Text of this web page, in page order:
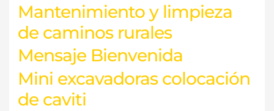
Mantenimiento y limpieza
de caminos rurales
Mensaje Bienvenida
Mini excavadoras colocación
de caviti